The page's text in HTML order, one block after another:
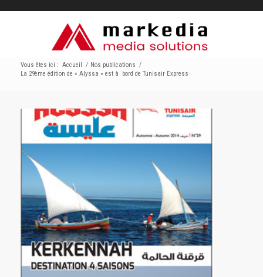
Vous êtes ici : Accueil / Nos publications /
La 29ème édition de « Alyssa » est à bord de Tunisair Express